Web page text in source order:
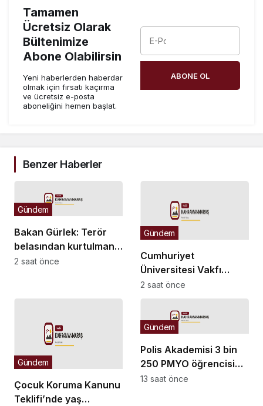
Tamamen
Ücretsiz Olarak
Bültenimize
Abone Olabilirsin
Yeni haberlerden haberdar
olmak için fırsatı kaçırma
ve ücretsiz e-posta
aboneliğini hemen başlat.
ABONE OL
Benzer Haberler
Bakan Gürlek: Terör
belasından kurtulmanın
arifesindeyiz
Gündem
2 saat önce
Cumhuriyet
Üniversitesi Vakfı
Okulları
öğretmenlerinden
“maaş” eylemi
Gündem
2 saat önce
Çocuk Koruma Kanunu
Teklifi’nde yaş
Gündem
Polis Akademisi 3 bin
250 PMYO öğrencisi
alacak
Gündem
13 saat önce